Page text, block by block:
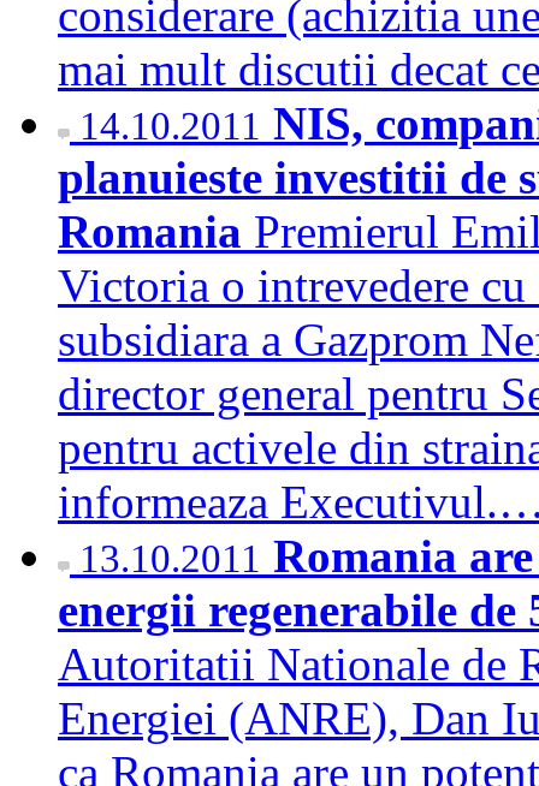
considerare (achizitia
mai mult discutii decat
14.10.2011 NIS,
planuieste investitii de
Romania Premierul
Victoria o intrevedere
subsidiara a Gazprom
director general pentru
pentru activele din
informeaza
13.10.2011 Romania
energii regenerabile
Autoritatii Nationale de
Energiei (ANRE), Dan
ca Romania are un